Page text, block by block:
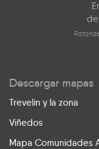
Descargar mapas
Trevelin y la zona
Viñedos
Mapa Comunidades